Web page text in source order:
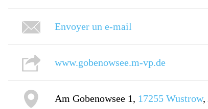
Envoyer un e-mail
www.gobenowsee.m-vp.de
Am Gobenowsee 1, 17255 Wustrow,